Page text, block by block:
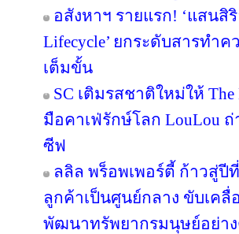
อสังหาฯ รายแรก! ‘แสนสิริ
Lifecycle’ ยกระดับสารทำ
เต็มขั้น
SC เติมรสชาติใหม่ให้ The
มือคาเฟ่รักษ์โลก LouLou
ซีฟ
ลลิล พร็อพเพอร์ตี้ ก้าวสู่ปี
ลูกค้าเป็นศูนย์กลาง ขับเค
พัฒนาทรัพยากรมนุษย์อย่าง